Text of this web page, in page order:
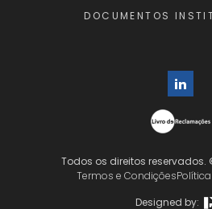
DOCUMENTOS
Todos os direitos
Termos e Condições
Designed by: